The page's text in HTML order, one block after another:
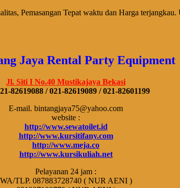
Pemasangan Tepat waktu dan Harga
Jaya Rental Party Equipment
Jl. Siti I No.40 Mustikajaya Bekasi
82619088 / 021-82619089 / 021-82601199
E-mail. bintangjaya75@yahoo.com
website :
http://www.sewatoilet.id
http://www.kursitifany.com
http://www.meja.co
http://www.kursikuliah.net
Pelayanan 24 jam :
WA/TLP. 087883728740 ( NUR AENI )